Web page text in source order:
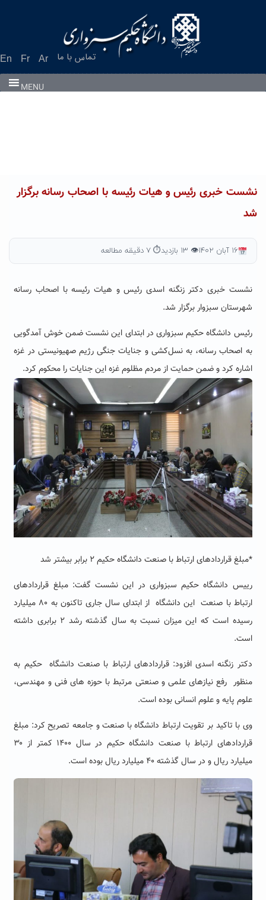
En Fr Ar تماس با ما
MENU
نشست خبری رئیس و هیات رئیسه با اصحاب رسانه برگزار
شد
۱۶ آبان ۱۴۰۲ 👁 ۱۳ بازدید ⏱ ۷ دقیقه مطالعه
نشست خبری دکتر زنگنه اسدی رئیس و هیات رئیسه با اصحاب رسانه
شهرستان سبزوار برگزار شد.
رئیس دانشگاه حکیم سبزواری در ابتدای این نشست ضمن خوش آمدگویی
به اصحاب رسانه، بهنسل‌کشی و جنایات جنگی رژیم صهیونیستی در غزه
اشاره کرد و ضمن حمایت از مردم مظلوم غزه اینجنایات را محکوم کرد.
*مبلغ قراردادهای ارتباط با صنعت دانشگاه حکیم ۲ برابر بیشتر شد
رییس دانشگاه حکیم سبزواری در این نشست گفت: مبلغ قراردادهای
ارتباط با صنعت این دانشگاه از ابتدای سال جاری تاکنون به ۸۰ میلیارد
رسیده است که این میزان نسبت به سال گذشته رشد ۲ برابری داشته
است.
دکتر زنگنه اسدی افزود: قراردادهای ارتباط با صنعت دانشگاه حکیم به
منظور رفع نیازهای علمی و صنعتی مرتبط با حوزه های فنی و مهندسی،
علوم پایه و علوم انسانی بوده است.
وی با تاکید بر تقویت ارتباط دانشگاه با صنعت و جامعه تصریح کرد: مبلغ
قراردادهای ارتباط با صنعت دانشگاه حکیم در سال ۱۴۰۰ کمتر از ۳۰
میلیارد ریال و در سال گذشته ۴۰ میلیارد ریال بوده است
.